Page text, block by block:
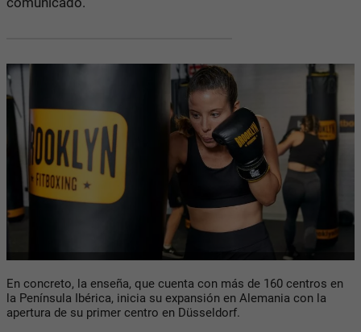
En concreto, la enseña, que cuenta con más de 160 centros en
la Península Ibérica, inicia su expansión en Alemania con la
apertura de su primer centro en Düsseldorf.